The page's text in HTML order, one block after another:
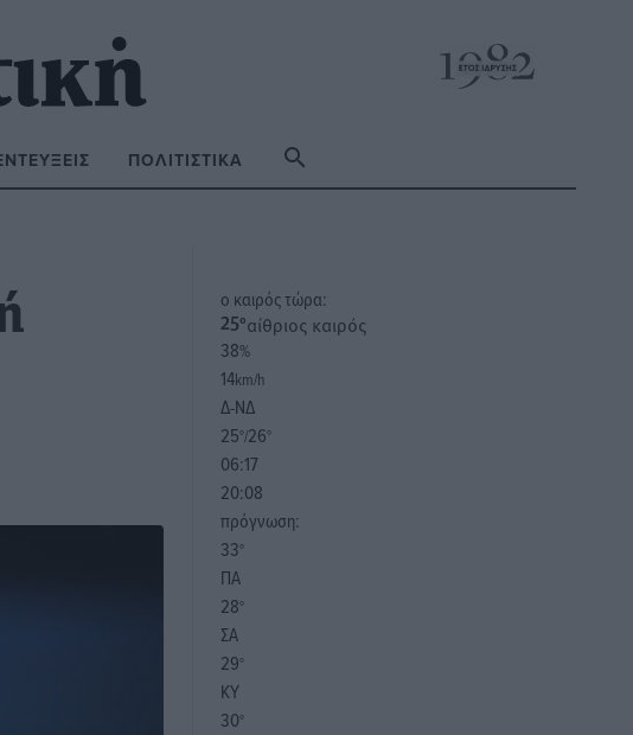
ΠΟΛΙΤΙΣΤΙΚΆ
o καιρός τώρα:
25°αίθριος καιρός
38%
14km/h
Δ-ΝΔ
25°/26°
06:17
20:08
πρόγνωση:
33°
ΠΑ
28°
ΣΑ
29°
ΚΥ
30°